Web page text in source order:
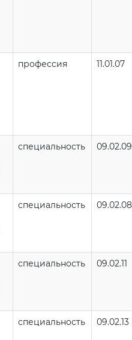
профессия 11.01.07
специальность 09.02.09
специальность 09.02.08
специальность 09.02.11
специальность 09.02.13